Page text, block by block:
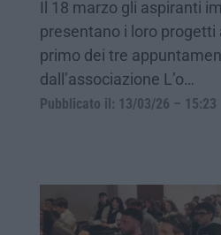
Il 18 marzo gli aspiranti
presentano i loro progetti
primo dei tre
dall’associazione L’o…
Pubblicato il: 13/03/26 – 15:23